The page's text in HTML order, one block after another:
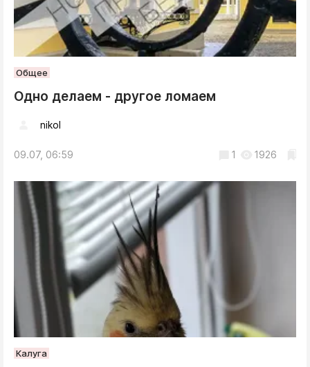
Общее
Одно делаем - другое ломаем
nikol
09.07, 06:59 1 1926
Калуга